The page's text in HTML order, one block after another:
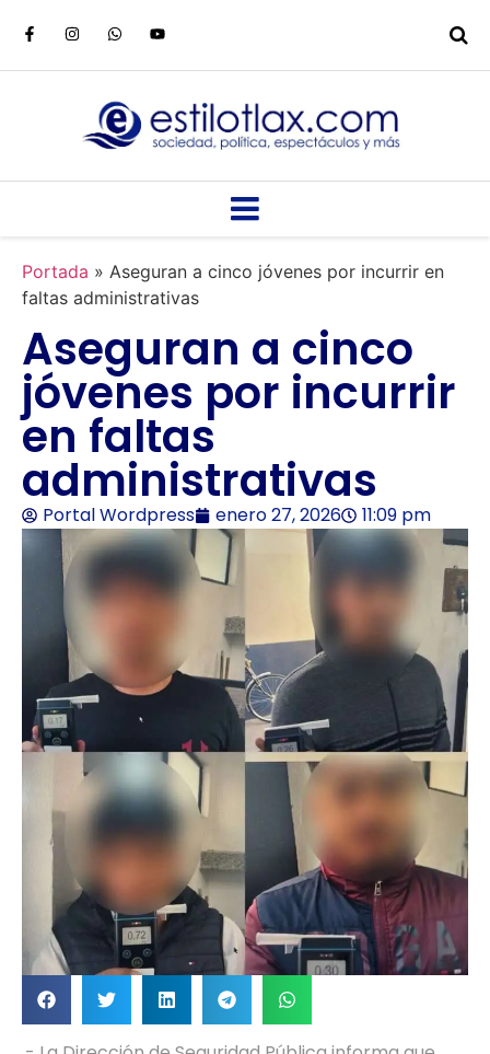
Portada » Aseguran a cinco jóvenes por incurrir en
faltas administrativas
Aseguran a cinco
jóvenes por incurrir
en faltas
administrativas
Portal Wordpress enero 27, 2026 11:09 pm